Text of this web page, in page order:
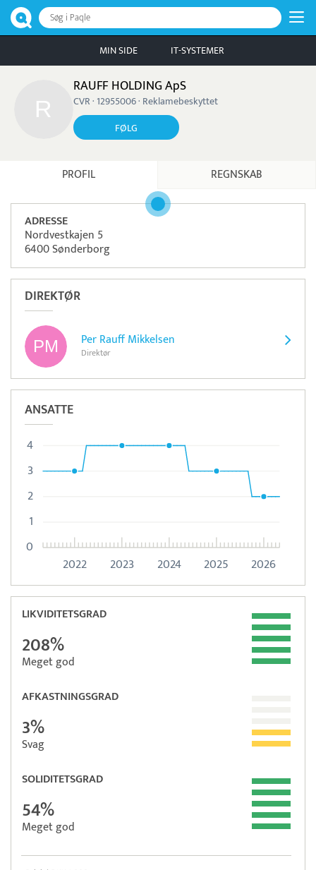
Søg i Paqle
MIN SIDE IT-SYSTEMER
RAUFF HOLDING ApS
CVR · 12955006 · Reklamebeskyttet
FØLG
PROFIL REGNSKAB
ADRESSE
Nordvestkajen 5
6400 Sønderborg
DIREKTØR
Per Rauff Mikkelsen
Direktør
ANSATTE
2022 2023 2024 2025 2026
0
1
2
3
4
LIKVIDITETSGRAD
208%
Meget god
AFKASTNINGSGRAD
3%
Svag
SOLIDITETSGRAD
54%
Meget god